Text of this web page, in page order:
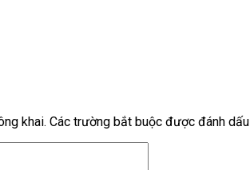
khai. Các trường bắt buộc được đánh dấu